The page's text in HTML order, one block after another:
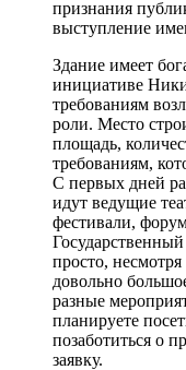
признания
выступление
Здание имеет
инициативе
требованиям
роли. Место
площадь,
требованиям,
С первых дней
идут ведущие
фестивали,
просто, несмотря
довольно
разные
планируете
позаботиться о
заявку.